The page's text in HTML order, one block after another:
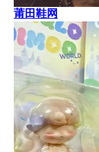
莆田鞋网